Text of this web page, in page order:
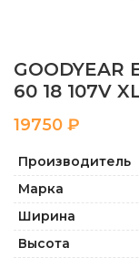
GOODYEAR
60 18 107V
₽
Производитель
Марка
Ширина
Высота